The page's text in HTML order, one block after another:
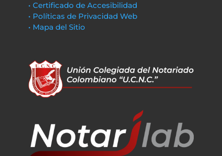
• Certificado de Accesibilidad
• Políticas de Privacidad Web
• Mapa del Sitio